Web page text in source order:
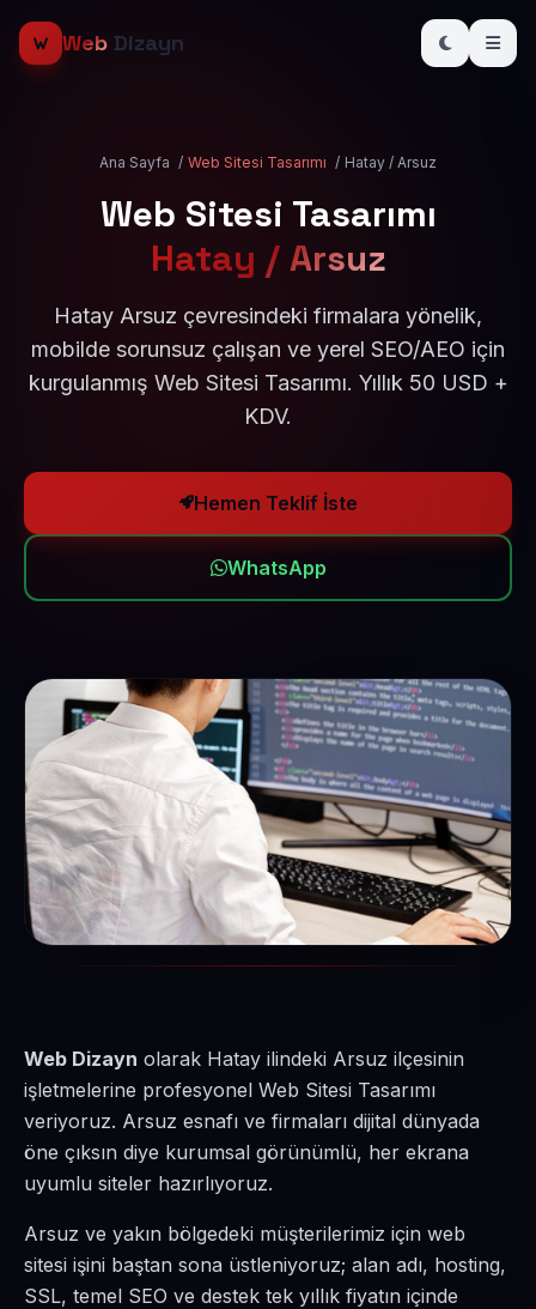
Web Dizayn
Ana Sayfa / Web Sitesi Tasarımı / Hatay / Arsuz
Web Sitesi Tasarımı
Hatay / Arsuz
Hatay Arsuz çevresindeki firmalara yönelik,
mobilde sorunsuz çalışan ve yerel SEO/AEO için
kurgulanmış Web Sitesi Tasarımı. Yıllık 50 USD +
KDV.
Hemen Teklif İste
WhatsApp
Web Dizayn olarak Hatay ilindeki Arsuz ilçesinin
işletmelerine profesyonel Web Sitesi Tasarımı
veriyoruz. Arsuz esnafı ve firmaları dijital dünyada
öne çıksın diye kurumsal görünümlü, her ekrana
uyumlu siteler hazırlıyoruz.
Arsuz ve yakın bölgedeki müşterilerimiz için web
sitesi işini baştan sona üstleniyoruz; alan adı, hosting,
SSL, temel SEO ve destek tek yıllık fiyatın içinde